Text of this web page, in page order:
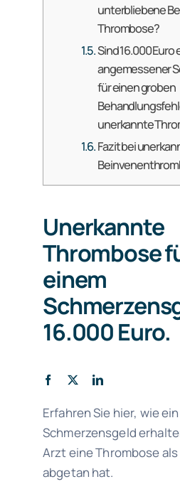
unterbliebene
Thrombose?
Sind 16.000 Euro
angemessener
für einen groben
unerkannte
Fazit bei
Unerkannte
Thrombose
einem
16.000 Euro.
Erfahren Sie hier, wie
Schmerzensgeld
Arzt eine Thrombose als
abgetan hat.